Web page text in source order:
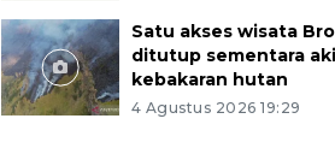
Satu akses wisata
ditutup sementara
kebakaran hutan
4 Agustus 2026 19:29